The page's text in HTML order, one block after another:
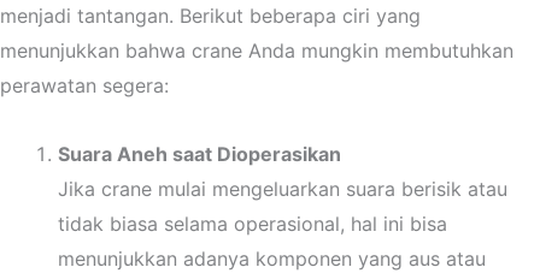
menjadi tantangan. Berikut beberapa ciri yang
menunjukkan bahwa crane Anda mungkin membutuhkan
perawatan segera:
Suara Aneh saat Dioperasikan
Jika crane mulai mengeluarkan suara berisik atau
tidak biasa selama operasional, hal ini bisa
menunjukkan adanya komponen yang aus atau